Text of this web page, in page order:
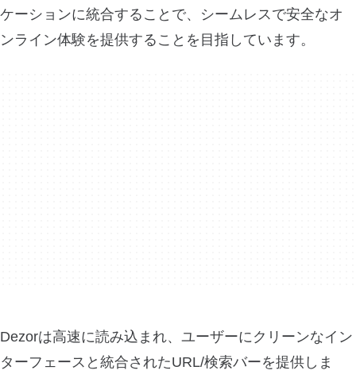
ケーションに統合することで、シームレスで安全なオ
ンライン体験を提供することを目指しています。
Dezorは高速に読み込まれ、ユーザーにクリーンなイン
ターフェースと統合されたURL/検索バーを提供しま